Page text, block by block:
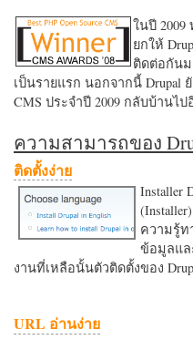
ในปี 2009
ยกให้
ติดต่อกันม
เป็นรายแรก นอกจากนี้ Drupal ยั
CMS ประจำปี 2009 กลับบ้านไ
ความสามารถของ
ติดตั้งง่าย
Installer
ความรู้ท
ข้อมูลแล
งานที่เหลือนั้นตัวติดตั้งของ
URL อ่านง่าย